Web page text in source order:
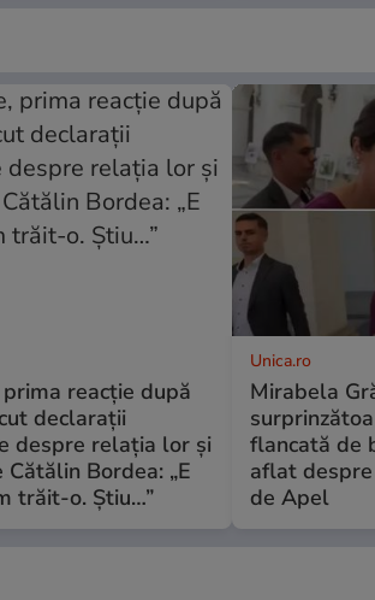
reacție după
declarații
despre relația lor și
Bordea: „E
trăit-o. Știu…”
Unica.ro
Mirabela
flancată de
aflat
de Apel